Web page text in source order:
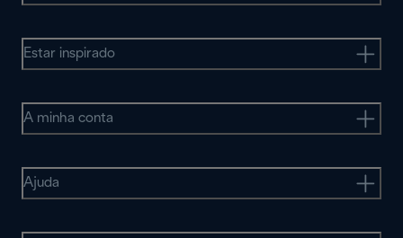
Estar inspirado
A minha conta
Ajuda